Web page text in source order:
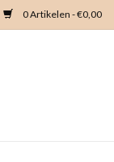
0 Artikelen - €0,00